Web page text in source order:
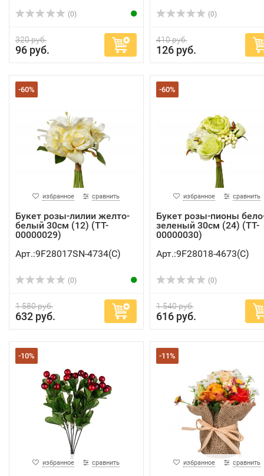
(0)
320 руб.
96 руб.
(0)
410 руб.
126 руб.
-60%
избранное сравнить
Букет розы-лилии желто-
белый 30см (12) (TT-
00000029)
Арт.:9F28017SN-4734(C)
(0)
1 580 руб.
632 руб.
-60%
избранное сравнить
Букет розы-пионы
зеленый 30см (24) (TT-
00000030)
Арт.:9F28018-4673(C)
(0)
1 540 руб.
616 руб.
-10%
избранное сравнить
-11%
избранное сравнить